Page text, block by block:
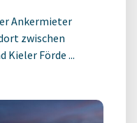
Ankermieter
zwischen
Kieler Förde ...